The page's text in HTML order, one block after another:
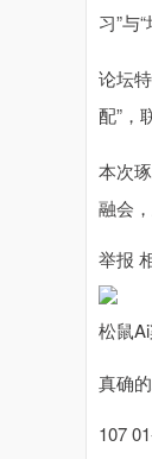
习”与
论坛
配”，
本次
融会
举报
松鼠
真确
107